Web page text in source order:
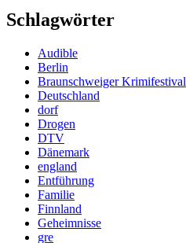
Schlagwörter
Audible
Berlin
Braunschweiger Krimifestival
Deutschland
dorf
Drogen
DTV
Dänemark
england
Entführung
Familie
Finnland
Geheimnisse
gre